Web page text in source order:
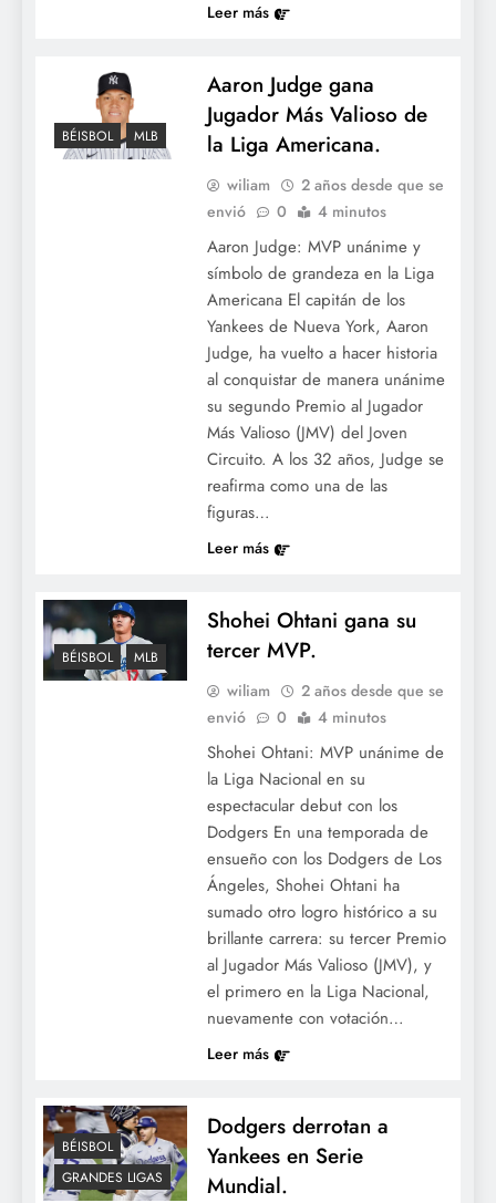
Leer más
BÉISBOL MLB
Aaron Judge gana
Jugador Más Valioso de
la Liga Americana.
wiliam
2 años desde que se
envió
0 4 minutos
Aaron Judge: MVP unánime y
símbolo de grandeza en la Liga
Americana El capitán de los
Yankees de Nueva York, Aaron
Judge, ha vuelto a hacer historia
al conquistar de manera unánime
su segundo Premio al Jugador
Más Valioso (JMV) del Joven
Circuito. A los 32 años, Judge se
reafirma como una de las
figuras…
Leer más
BÉISBOL MLB
Shohei Ohtani gana su
tercer MVP.
wiliam
2 años desde que se
envió
0 4 minutos
Shohei Ohtani: MVP unánime de
la Liga Nacional en su
espectacular debut con los
Dodgers En una temporada de
ensueño con los Dodgers de Los
Ángeles, Shohei Ohtani ha
sumado otro logro histórico a su
brillante carrera: su tercer Premio
al Jugador Más Valioso (JMV), y
el primero en la Liga Nacional,
nuevamente con votación…
Leer más
BÉISBOL
GRANDES LIGAS
Dodgers derrotan a
Yankees en Serie
Mundial.